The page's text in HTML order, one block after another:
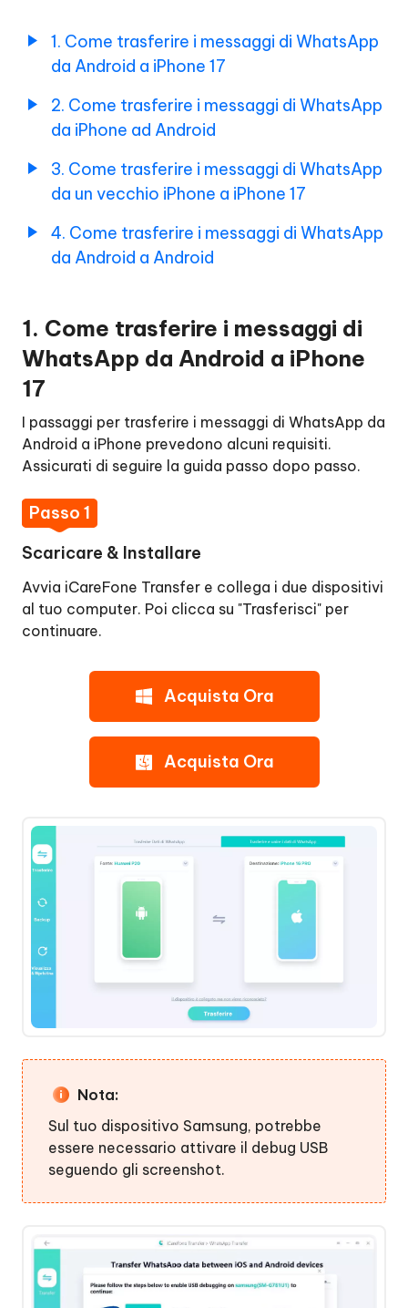
GBWhatsApp
Parte
esportare
chat/contatti/file
multimediali
WhatsApp
iOS
1. Come trasferire i messaggi di WhatsApp
da Android a iPhone 17
2. Come trasferire i messaggi di WhatsApp
da iPhone ad Android
3. Come trasferire i messaggi di WhatsApp
da un vecchio iPhone a iPhone 17
4. Come trasferire i messaggi di WhatsApp
da Android a Android
1. Come trasferire i messaggi di
WhatsApp da Android a iPhone
17
I passaggi per trasferire i messaggi di WhatsApp da
Android a iPhone prevedono alcuni requisiti.
Assicurati di seguire la guida passo dopo passo.
Passo 1
Scaricare & Installare
Avvia iCareFone Transfer e collega i due dispositivi
al tuo computer. Poi clicca su "Trasferisci" per
continuare.
Acquista Ora
Acquista Ora
Nota:
Sul tuo dispositivo Samsung, potrebbe
essere necessario attivare il debug USB
seguendo gli screenshot.